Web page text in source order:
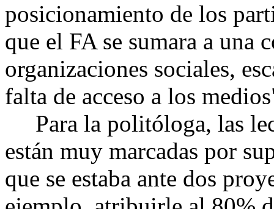
posicionamiento de los
que el FA se sumara a una
organizaciones sociales,
falta de acceso a los
Para la politóloga, las
están muy marcadas por
que se estaba ante dos